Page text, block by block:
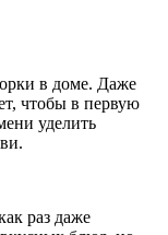
в доме. Даже
чтобы в первую
уделить
раз даже